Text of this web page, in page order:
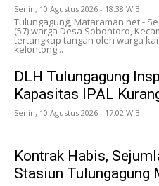
Senin, 10 Agustus 2026 - 18:38 WIB
Tulungagung, Mataraman.net -
(57) warga Desa Sobontoro,
tertangkap tangan oleh warga
kelontong...
DLH Tulungagung
Kapasitas IPAL
Senin, 10 Agustus 2026 - 17:02 WIB
Kontrak Habis,
Stasiun Tulungagung